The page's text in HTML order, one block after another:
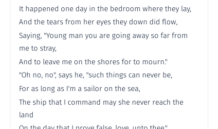
It happened one day in the bedroom where they lay,
And the tears from her eyes they down did flow,
Saying, "Young man you are going away so far from
me to stray,
And to leave me on the shores for to mourn."
"Oh no, no", says he, "such things can never be,
For as long as I'm a sailor on the sea,
The ship that I command may she never reach the
land